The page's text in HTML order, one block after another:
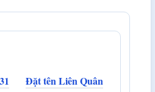
Đặt tên Liên Quân